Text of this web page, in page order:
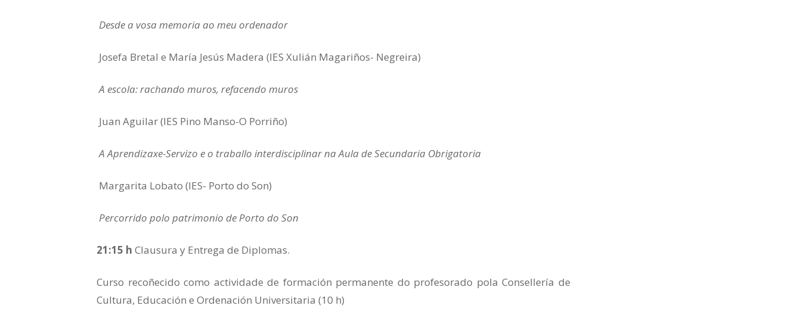
Desde a vosa memoria ao meu ordenador
Josefa Bretal e María Jesús Madera (IES Xulián Magariños- Negreira)
A escola: rachando muros, refacendo muros
Juan Aguilar (IES Pino Manso-O Porriño)
A Aprendizaxe-Servizo e o traballo interdisciplinar na Aula de Secundaria Obrigatoria
Margarita Lobato (IES- Porto do Son)
Percorrido polo patrimonio de Porto do Son
21:15 h Clausura y Entrega de Diplomas.
Curso recoñecido como actividade de formación permanente do profesorado pola Consellería de
Cultura, Educación e Ordenación Universitaria (10 h)